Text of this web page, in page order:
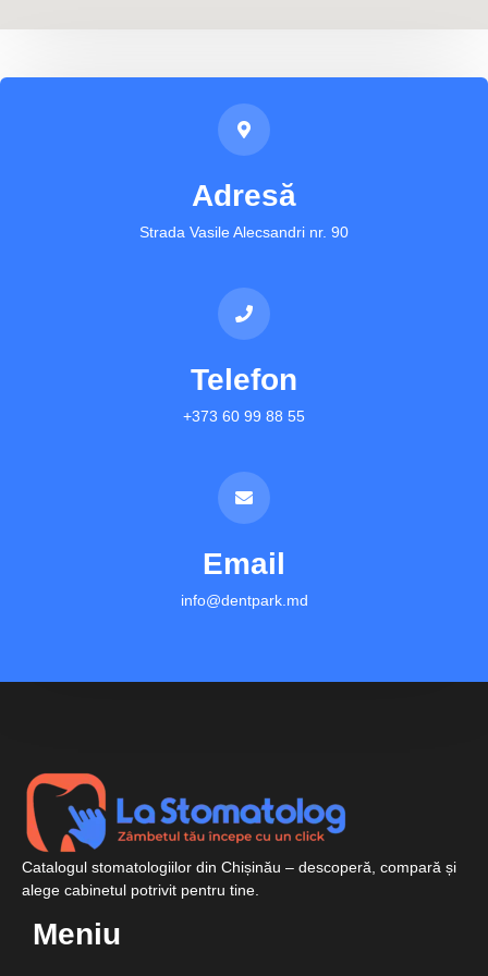
Adresă
Strada Vasile Alecsandri nr. 90
Telefon
+373 60 99 88 55
Email
info@dentpark.md
Catalogul stomatologiilor din Chișinău – descoperă, compară și
alege cabinetul potrivit pentru tine.
Meniu